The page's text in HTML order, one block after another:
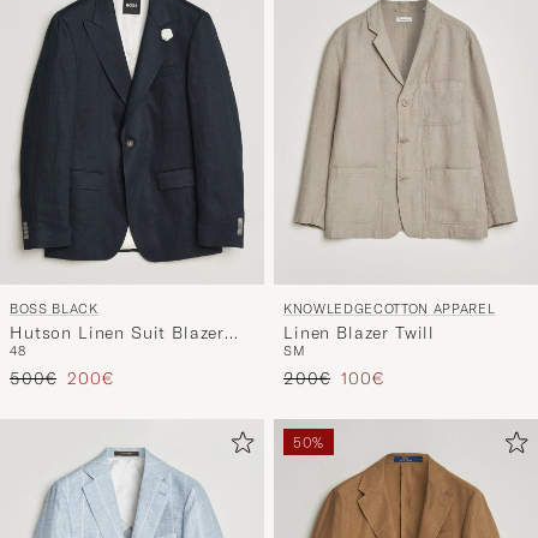
BOSS BLACK
Hutson Linen Suit Blazer
Dark Blue
48
Regulärer Preis
500€ Reduzierter Preis
200€
KNOWLEDGECOTTON APPAREL
Linen Blazer Twill
SM
Regulärer Preis
200€ Reduzierter Preis
100€
50%